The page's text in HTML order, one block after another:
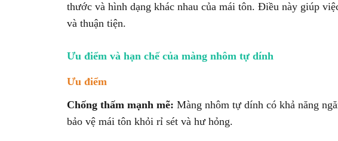
thước và hình dạng khác nhau của mái tôn. Điều này giúp
và thuận tiện.
Ưu điểm và hạn chế của màng nhôm tự dính
Ưu điểm
Chống thấm mạnh mẽ: Màng nhôm tự dính có khả năng
bảo vệ mái tôn khỏi rỉ sét và hư hỏng.